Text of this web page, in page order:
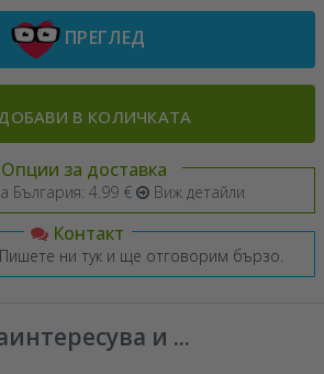
ПРЕГЛЕД
ДОБАВИ В КОЛИЧКАТА
Опции за доставка
България: 4.99 € Виж детайли
Контакт
Имате въпроси? Пишете ни тук и ще отговорим бързо.
и ...